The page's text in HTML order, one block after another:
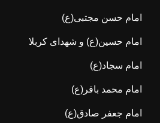
امام حسن مجتبی(ع)
امام حسین(ع) و شهدای کربلا
امام سجاد(ع)
امام محمد باقر(ع)
امام جعفر صادق(ع)